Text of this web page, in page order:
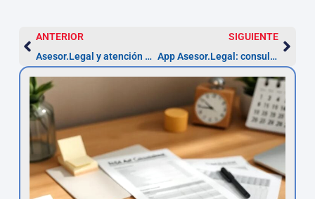
ANTERIOR
Asesor.Legal y atención urgente: procedimiento 2026
SIGUIENTE
App Asesor.Legal: consultas jurídicas urgentes 24/7